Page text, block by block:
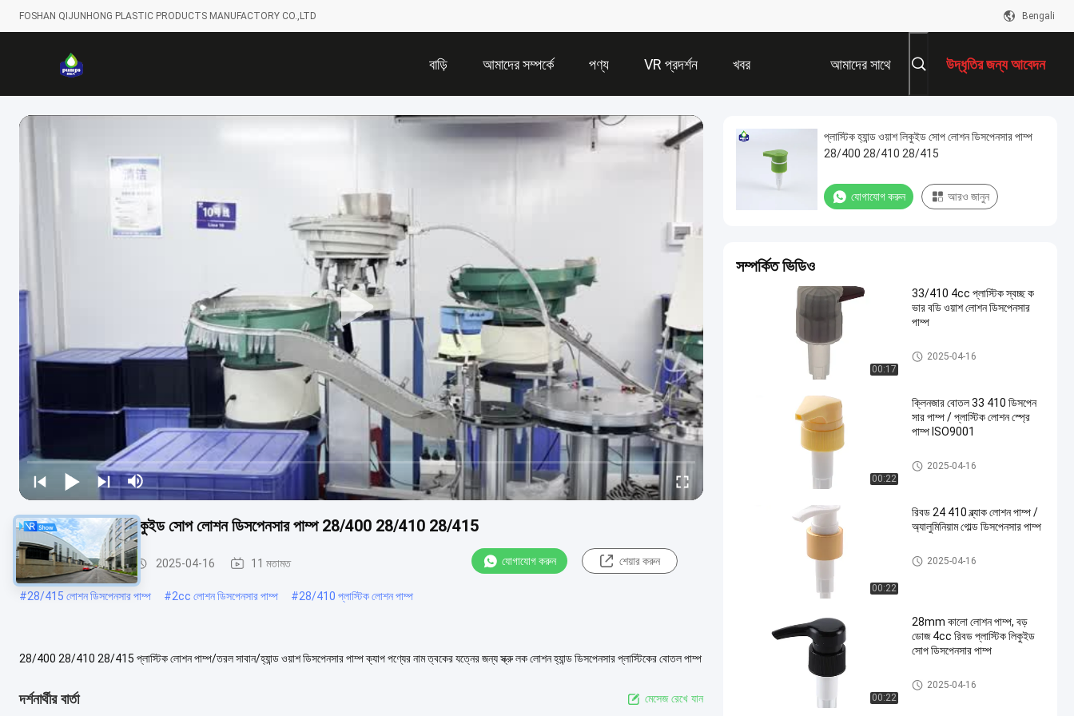
FOSHAN QIJUNHONG PLASTIC PRODUCTS MANUFACTORY CO.,LTD Bengali
বাড়ি আমাদের সম্পর্কে পণ্য VR প্রদর্শন খবর আমাদের সাথে
যোগাযোগ করুন
উদ্ধৃতির জন্য আবেদন
প্লাস্টিক হ্যান্ড ওয়াশ লিকুইড সোপ লোশন ডিসপেনসার পাম্প 28/400 28/410 28/415
লোশন ডিসপেনসার পাম্প 2025-04-16 11 মতামত যোগাযোগ করুন শেয়ার করুন
#28/415 লোশন ডিসপেনসার পাম্প #2cc লোশন ডিসপেনসার পাম্প #28/410 প্লাস্টিক লোশন পাম্প
28/400 28/410 28/415 প্লাস্টিক লোশন পাম্প/তরল সাবান/হ্যান্ড ওয়াশ ডিসপেনসার পাম্প ক্যাপ পণ্যের নাম ত্বকের যত্নের জন্য স্ক্রু লক লোশন হ্যান্ড ডিসপেনসার প্লাস্টিকের বোতল পাম্প
দর্শনার্থীর বার্তা মেসেজ রেখে যান
প্লাস্টিক হ্যান্ড ওয়াশ লিকুইড সোপ লোশন ডিসপেনসার পাম্প
28/400 28/410 28/415
যোগাযোগ করুন আরও জানুন
সম্পর্কিত ভিডিও
00:17
33/410 4cc প্লাস্টিক স্বচ্ছ ক
ভার বডি ওয়াশ লোশন ডিসপেনসার
পাম্প
লোশন ডিসপেনসার পাম্প
2025-04-16
00:22
ক্লিনজার বোতল 33 410 ডিসপেন
সার পাম্প / প্লাস্টিক লোশন স্প্রে
পাম্প ISO9001
লোশন ডিসপেনসার পাম্প
2025-04-16
00:22
রিবড 24 410 ব্ল্যাক লোশন পাম্প /
অ্যালুমিনিয়াম গোল্ড ডিসপেনসার পাম্প
কসমেটিক লোশন পাম্প
2025-04-16
00:22
28mm কালো লোশন পাম্প, বড়
ডোজ 4cc রিবড প্লাস্টিক লিকুইড
সোপ ডিসপেনসার পাম্প
লোশন ডিসপেনসার পাম্প
2025-04-16